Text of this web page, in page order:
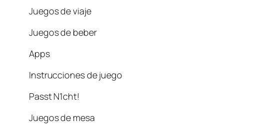
Juegos de viaje
Juegos de beber
Apps
Instrucciones de juego
Passt N1cht!
Juegos de mesa